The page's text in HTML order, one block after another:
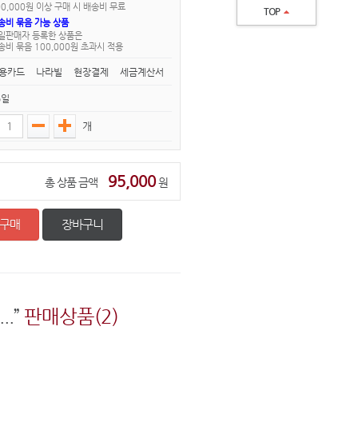
원 이상 구매 시 배송비 무료
비 묶음 가능 상품
판매자 등록한 상품은
비 묶음 100,000원 초과시 적용
카드 나라빌 현장결제 세금계산서
개
총 상품 금액 95,000원
매 장바구니
판매상품(2)
TOP